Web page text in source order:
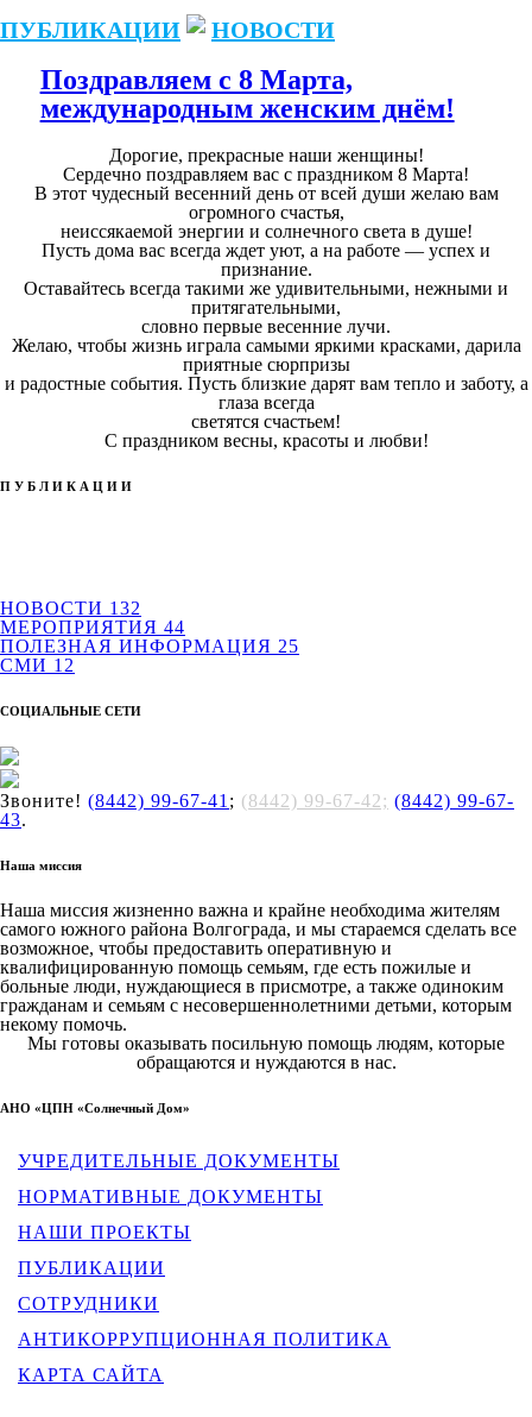
ПУБЛИКАЦИИ НОВОСТИ
Поздравляем с 8 Марта,
международным женским днём!
Дорогие, прекрасные наши женщины!
Сердечно поздравляем вас с праздником 8 Марта!
В этот чудесный весенний день от всей души желаю вам
огромного счастья,
неиссякаемой энергии и солнечного света в душе!
Пусть дома вас всегда ждет уют, а на работе — успех и
признание.
Оставайтесь всегда такими же удивительными, нежными и
притягательными,
словно первые весенние лучи.
Желаю, чтобы жизнь играла самыми яркими красками, дарила
приятные сюрпризы
и радостные события. Пусть близкие дарят вам тепло и заботу, а
глаза всегда
светятся счастьем!
С праздником весны, красоты и любви!
ПУБЛИКАЦИИ
НОВОСТИ 132
МЕРОПРИЯТИЯ 44
ПОЛЕЗНАЯ ИНФОРМАЦИЯ 25
СМИ 12
СОЦИАЛЬНЫЕ СЕТИ
Звоните! (8442) 99-67-41 ; (8442) 99-67-42; (8442) 99-67-
43.
Наша миссия
Наша миссия жизненно важна и крайне необходима жителям
самого южного района Волгограда, и мы стараемся сделать все
возможное, чтобы предоставить оперативную и
квалифицированную помощь семьям, где есть пожилые и
больные люди, нуждающиеся в присмотре, а также одиноким
гражданам и семьям с несовершеннолетними детьми, которым
некому помочь.
Мы готовы оказывать посильную помощь людям, которые
обращаются и нуждаются в нас.
АНО «ЦПН «Солнечный Дом»
УЧРЕДИТЕЛЬНЫЕ ДОКУМЕНТЫ
НОРМАТИВНЫЕ ДОКУМЕНТЫ
НАШИ ПРОЕКТЫ
ПУБЛИКАЦИИ
СОТРУДНИКИ
АНТИКОРРУПЦИОННАЯ ПОЛИТИКА
КАРТА САЙТА